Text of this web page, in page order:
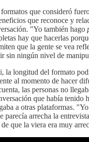
que consideró
que reconoce y
"Yo también hago
hay que hacerlas
que la gente se vea
sin ningún nivel de
la longitud del formato
al momento de hacer
las personas no
que había tenido
a otras plataformas.
parecía arrecha la
que la viera era muy